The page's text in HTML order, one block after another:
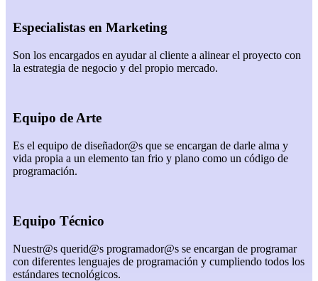
Especialistas en Marketing
Son los encargados en ayudar al cliente a alinear el proyecto con
la estrategia de negocio y del propio mercado.
Equipo de Arte
Es el equipo de diseñador@s que se encargan de darle alma y
vida propia a un elemento tan frio y plano como un código de
programación.
Equipo Técnico
Nuestr@s querid@s programador@s se encargan de programar
con diferentes lenguajes de programación y cumpliendo todos los
estándares tecnológicos.